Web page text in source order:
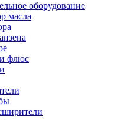
оборудование
масла
флюс